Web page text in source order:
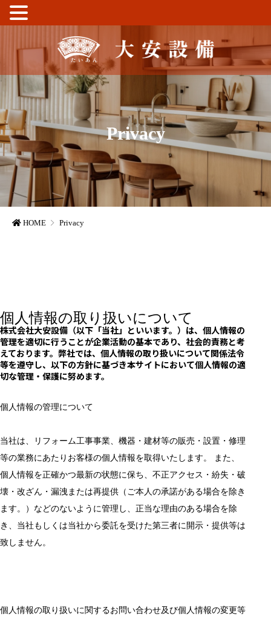
Privacy
HOME Privacy
個人情報の取り扱いについて
株式会社大安設備（以下「当社」といいます。）は、個人情報の
管理を適切に行うことが企業活動の基本であり、社会的責務と考
えております。弊社では、個人情報の取り扱いについて関係法令
等を遵守し、以下の方針に基づき本サイトにおいて個人情報の適
切な管理・保護に努めます。
個人情報の管理について
当社は、リフォーム工事事業、機器・建材等の販売・設置・修理
等の業務にあたりお客様の個人情報を取得いたします。 また、
個人情報を正確かつ最新の状態に保ち、不正アクセス・紛失・破
壊・改ざん・漏洩または再提供（ご本人の承諾がある場合を除き
ます。）などのないように管理し、正当な理由のある場合を除
き、当社もしくは当社から委託を受けた第三者に開示・提供等は
致しません。
個人情報の取り扱いに関するお問い合わせ及び個人情報の変更等